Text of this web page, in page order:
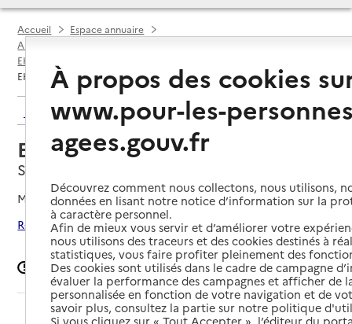
Accueil
Espace annuaire
Annuaire EHPAD et maisons de retraite
EHPAD par département
EHPAD La Petite Venise
Retour aux résultats de l'annuaire
EHPAD La Petite Venise
Sedan, ARDENNES
Mis à jour le14/08/2025
Rechercher les établissements autour de Sedan
Signaler une erreur
Sommaire
À propos des cookies
www.pour-les-
agees.gouv.fr
Découvrez comment nous collectons, nous utilisons,
données en lisant notre notice d’information sur la
à caractère personnel.
Afin de mieux vous servir et d’améliorer votre
nous utilisons des traceurs et des cookies destinés à
statistiques, vous faire profiter pleinement des
Des cookies sont utilisés dans le cadre de campagne
évaluer la performance des campagnes et afficher de
personnalisée en fonction de votre navigation et de
savoir plus, consultez la partie sur notre politique